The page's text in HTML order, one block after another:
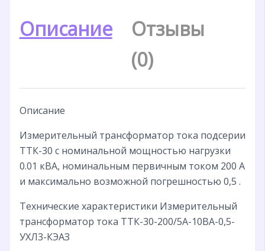
Описание
Отзывы
(0)
Описание
Измерительный трансформатор тока подсерии
ТТК-30 с номинальной мощностью нагрузки
0.01 кВА, номинальным первичным током 200 А
и максимально возможной погрешностью 0,5 .
Технические характеристики Измерительный
трансформатор тока ТТК-30-200/5А-10ВА-0,5-
УХЛ3-КЭАЗ